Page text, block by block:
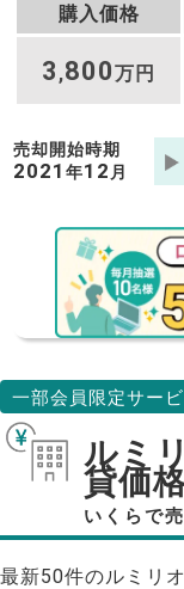
購入価格
3 ,800万円
売却開始時期
2021年12 月
一部会員限定サー
ルミ
貸価
いくらで
最新50件のルミリ